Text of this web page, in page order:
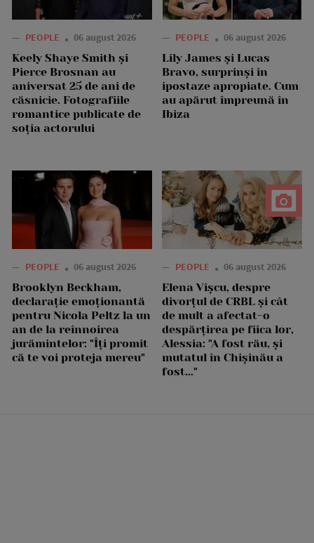
— PEOPLE 06 august 2026
Keely Shaye Smith și
Pierce Brosnan au
aniversat 25 de ani de
căsnicie. Fotografiile
romantice publicate de
soția actorului
— PEOPLE 06 august 2026
Lily James și Lucas
Bravo, surprinși în
ipostaze apropiate. Cum
au apărut împreună în
Ibiza
— PEOPLE 06 august 2026
Brooklyn Beckham,
declarație emoționantă
pentru Nicola Peltz la un
an de la reînnoirea
jurămintelor: "Îți promit
că te voi proteja mereu"
— PEOPLE 06 august 2026
Elena Vîșcu, despre
divorțul de CRBL și cât
de mult a afectat-o
despărțirea pe fiica lor,
Alessia: "A fost rău, și
mutatul în Chișinău a
fost..."